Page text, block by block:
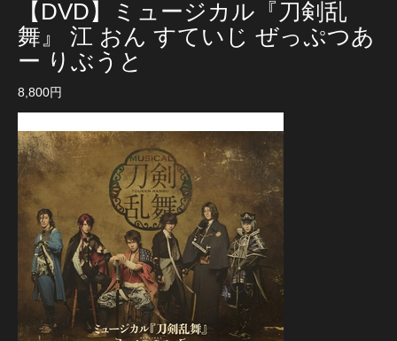
【DVD】ミュージカル『刀剣乱
舞』 江 おん すていじ ぜっぷつあ
ー りぶうと
8,800円